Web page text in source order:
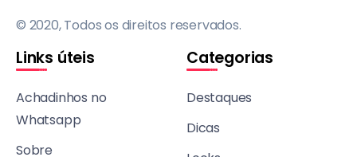
© 2020, Todos os direitos reservados.
Links úteis
Achadinhos no
Whatsapp
Sobre
Categorias
Destaques
Dicas